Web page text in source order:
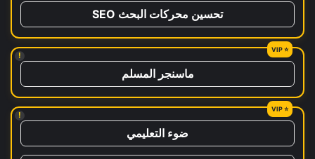
تحسين محركات البحث SEO
!
ماسنجر المسلم
!
ضوء التعليمي